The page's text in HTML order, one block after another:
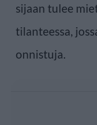
sijaan tulee
tilanteessa,
onnistuja.